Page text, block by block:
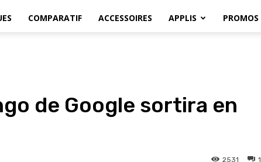
COMPARATIF ACCESSOIRES APPLIS PROMOS
de Google sortira en
1
2531